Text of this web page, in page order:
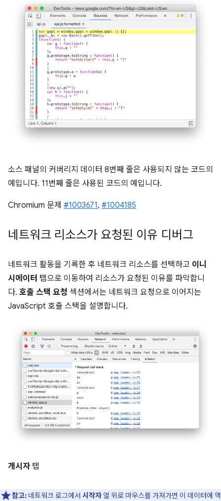
소스 패널의 커버리지 데이터 8번째 줄은 사용되지 않는 코드의
예입니다. 11번째 줄은 사용된 코드의 예입니다.
Chromium 문제 #1003671, #1004185
네트워크 리소스가 요청된 이유 디버그
네트워크 활동을 기록한 후 네트워크 리소스를 선택하고 이니
시에이터 탭으로 이동하여 리소스가 요청된 이유를 파악합니
다. 호출 스택 요청 섹션에서는 네트워크 요청으로 이어지는
JavaScript 호출 스택을 설명합니다.
개시자 탭
참고: 네트워크 로그에서 시작자 열 위로 마우스를 가져가면 이 데이터에 액